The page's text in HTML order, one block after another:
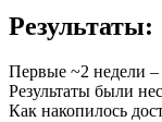
Результаты:
Первые ~2 недели –
Результаты были
Как накопилось